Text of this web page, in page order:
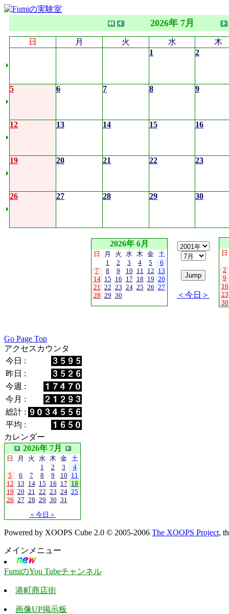
2026年 7月
日 月 火 水
木
1
2
5 6 7 8 9
12 13 14 15 16
19 20 21 22 23
26 27 28 29 30
2026年 6月
日 月 火 水 木 金 土
1
2 3 4 5
6
7
8 9 10 11 12 13
14 15 16 17 18 19 20
21 22 23 24 25 26 27
28 29 30 ＜今日＞
日
2
9
16
23
30
Go Page Top
アクセスカウンタ
今日 :
昨日 :
今週 :
今月 :
総計 :
平均 :
カレンダー
2026年 7月
日 月 火 水 木 金 土
1
2 3
4
5
6 7 8 9 10 11
12 13 14 15 16 17 18
19 20 21 22 23 24 25
26 27 28 29 30 31
＜今日＞
Powered by XOOPS Cube 2.0 © 2005-2006 The XOOPS Project,
メインメニュー
FumiのYou Tubeチャンネル
港町商店街
画像UP掲示板